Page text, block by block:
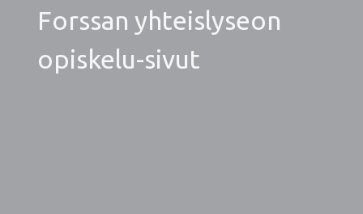
Forssan yhteislyseon
opiskelu-sivut